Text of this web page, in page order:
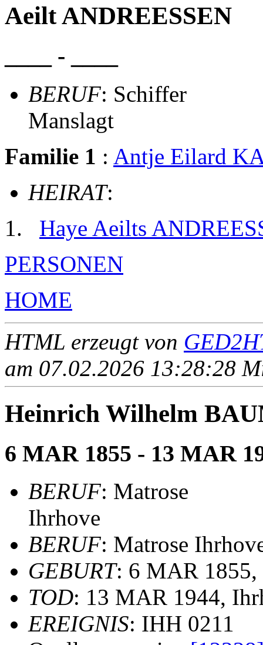
Aeilt ANDREESSEN
____ - ____
BERUF: Schiffer
Manslagt
Familie 1 : Antje Eilard
HEIRAT:
Haye Aeilts
PERSONEN
HOME
HTML erzeugt von
am 07.02.2026 13:28:28
Heinrich Wilhelm
6 MAR 1855 - 13 MAR
BERUF: Matrose
Ihrhove
BERUF: Matrose
GEBURT: 6 MAR 1855,
TOD: 13 MAR 1944,
EREIGNIS: IHH 0211